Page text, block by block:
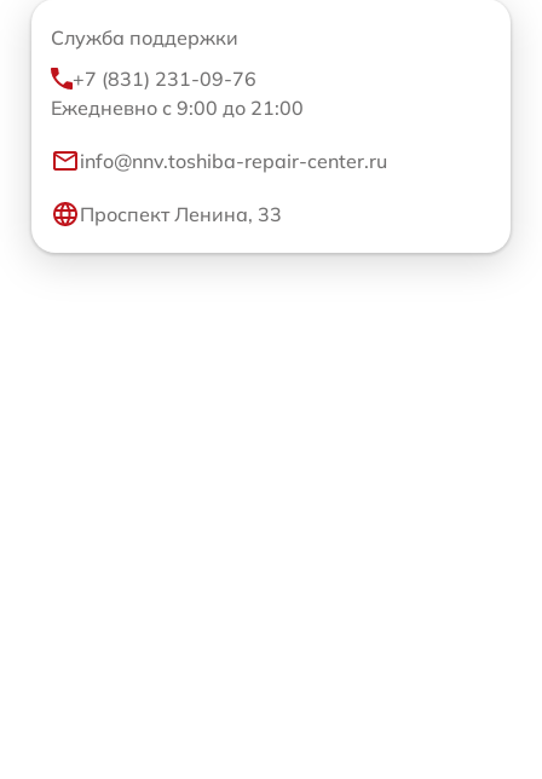
Служба поддержки
+7 (831) 231-09-76
Ежедневно с 9:00 до 21:00
info@nnv.toshiba-repair-center.ru
Проспект Ленина, 33